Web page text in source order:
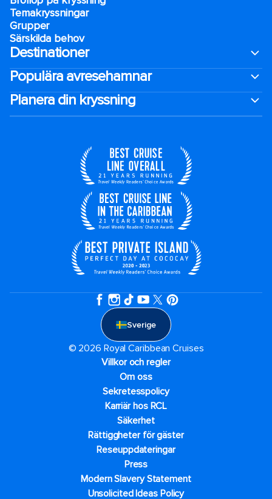
Temakryssningar
Grupper
Särskilda behov
Destinationer
Populära avresehamnar
Planera din kryssning
Sverige
© 2026 Royal Caribbean Cruises
Villkor och regler
Om oss
Sekretesspolicy
Karriär hos RCL
Säkerhet
Rättiggheter för gäster
Reseuppdateringar​
Press
Modern Slavery Statement
Unsolicited Ideas Policy